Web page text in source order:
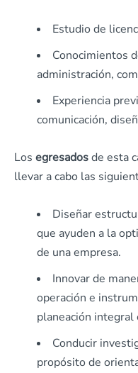
Estudio de
Conocimientos
administración,
Experiencia
comunicación,
Los egresadosde esta
llevar a cabo las
Diseñar
que ayuden a la
de una empresa.
Innovar de
operación e
planeación integral
Conducir
propósito de